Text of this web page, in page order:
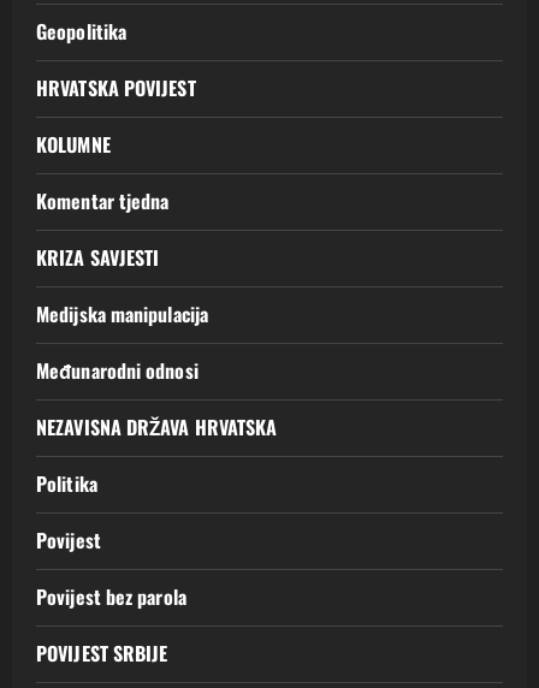
Geopolitika
HRVATSKA POVIJEST
KOLUMNE
Komentar tjedna
KRIZA SAVJESTI
Medijska manipulacija
Međunarodni odnosi
NEZAVISNA DRŽAVA HRVATSKA
Politika
Povijest
Povijest bez parola
POVIJEST SRBIJE